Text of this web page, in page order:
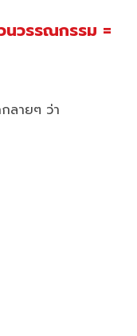
วรรณกรรม =
ลายๆ ว่า